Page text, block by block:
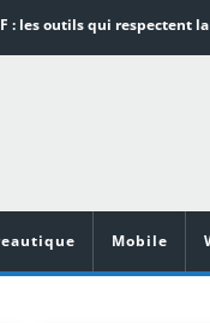
Mobile